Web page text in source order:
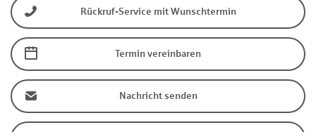
Rückruf-Service mit Wunschtermin
Termin vereinbaren
Nachricht senden